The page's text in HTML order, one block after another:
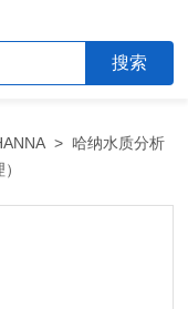
>哈纳水质分析